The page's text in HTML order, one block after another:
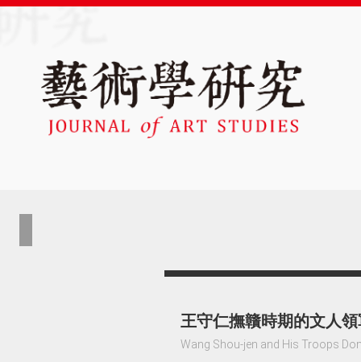
王守仁撫贛時期的文人領
Wang Shou-jen and His Troops